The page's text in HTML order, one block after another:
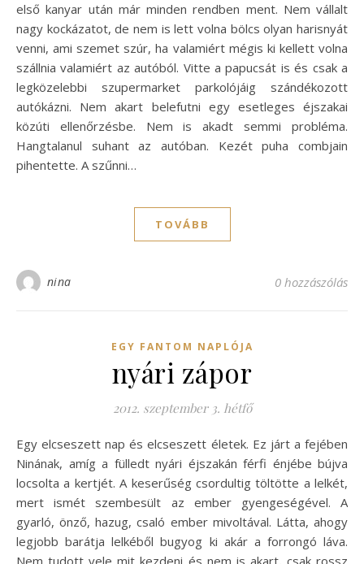
első kanyar után már minden rendben ment. Nem vállalt
nagy kockázatot, de nem is lett volna bölcs olyan harisnyát
venni, ami szemet szúr, ha valamiért mégis ki kellett volna
szállnia valamiért az autóból. Vitte a papucsát is és csak a
legközelebbi szupermarket parkolójáig szándékozott
autókázni. Nem akart belefutni egy esetleges éjszakai
közúti ellenőrzésbe. Nem is akadt semmi probléma.
Hangtalanul suhant az autóban. Kezét puha combjain
pihentette. A szűnni…
TOVÁBB
nina 0 hozzászólás
EGY FANTOM NAPLÓJA
nyári zápor
2012. szeptember 3. hétfő
Egy elcseszett nap és elcseszett életek. Ez járt a fejében
Ninának, amíg a fülledt nyári éjszakán férfi énjébe bújva
locsolta a kertjét. A keserűség csordultig töltötte a lelkét,
mert ismét szembesült az ember gyengeségével. A
gyarló, önző, hazug, csaló ember mivoltával. Látta, ahogy
legjobb barátja lelkéből bugyog ki akár a forrongó láva.
Nem tudott vele mit kezdeni és nem is akart, csak rossz